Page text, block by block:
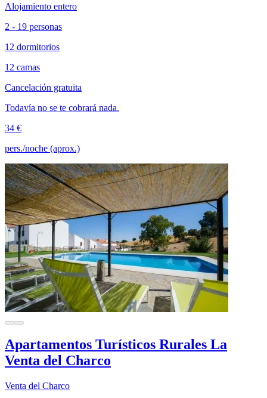
Alojamiento entero
2 - 19 personas
12 dormitorios
12 camas
Cancelación gratuita
Todavía no se te cobrará nada.
34 €
pers./noche (aprox.)
Apartamentos Turísticos Rurales La
Venta del Charco
Venta del Charco